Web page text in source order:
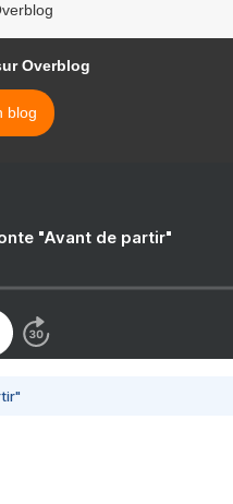
Overblog
blog
"Avant de partir"